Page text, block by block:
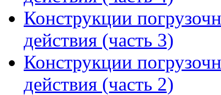
Конструкции
действия (часть 3)
Конструкции
действия (часть 2)